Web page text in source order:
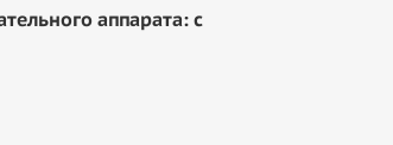
аппарата: с